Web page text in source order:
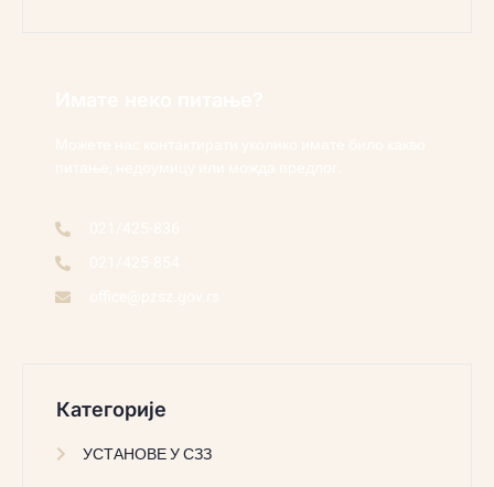
Категорије
УСТАНОВЕ У СЗЗ